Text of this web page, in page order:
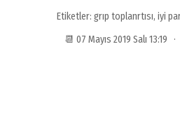
Etiketler: grıp toplanrtısı, iyi
📆 07 Mayıs 2019 Salı 13:19